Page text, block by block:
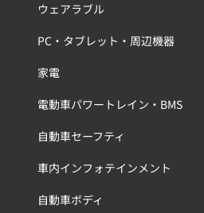
ウェアラブル
PC・タブレット・周辺機器
家電
電動車パワートレイン・BMS
自動車セーフティ
車内インフォテインメント
自動車ボディ